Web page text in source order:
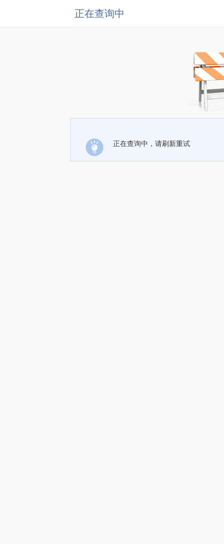
正在查询中
正在查询中，请刷新重试